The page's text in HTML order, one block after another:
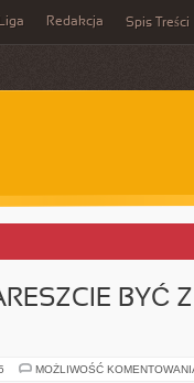
Liga Redakcja Spis Treści
BYĆ
MOŻLIWOŚĆ